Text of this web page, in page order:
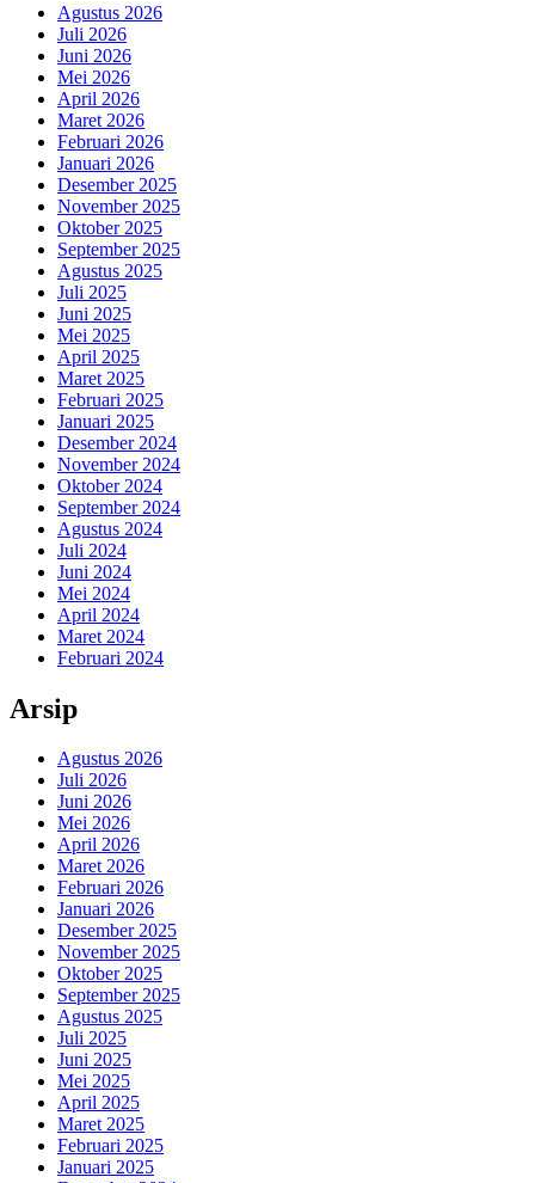
Agustus 2026
Juli 2026
Juni 2026
Mei 2026
April 2026
Maret 2026
Februari 2026
Januari 2026
Desember 2025
November 2025
Oktober 2025
September 2025
Agustus 2025
Juli 2025
Juni 2025
Mei 2025
April 2025
Maret 2025
Februari 2025
Januari 2025
Desember 2024
November 2024
Oktober 2024
September 2024
Agustus 2024
Juli 2024
Juni 2024
Mei 2024
April 2024
Maret 2024
Februari 2024
Arsip
Agustus 2026
Juli 2026
Juni 2026
Mei 2026
April 2026
Maret 2026
Februari 2026
Januari 2026
Desember 2025
November 2025
Oktober 2025
September 2025
Agustus 2025
Juli 2025
Juni 2025
Mei 2025
April 2025
Maret 2025
Februari 2025
Januari 2025